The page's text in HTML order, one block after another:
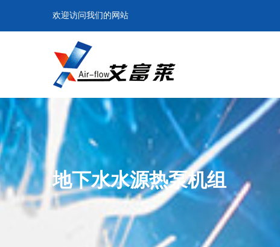
欢迎访问我们的网站
地下水水源热泵机组